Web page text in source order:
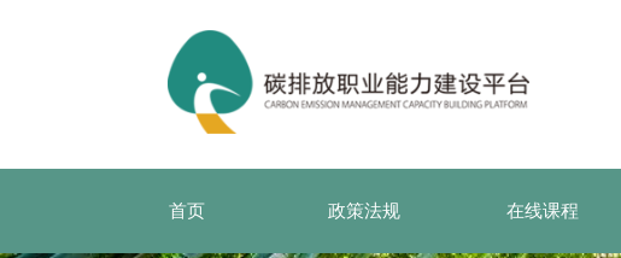
首页 政策法规 在线课程